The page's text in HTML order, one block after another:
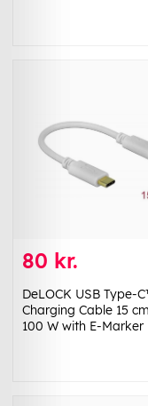
80 kr.
DeLOCK USB Type-
Charging Cable 15
100 W with E-Marker